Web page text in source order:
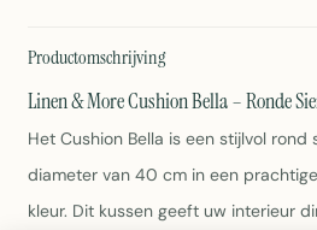
Productomschrijving
Linen & More Cushion Bella – Ronde
Het Cushion Bella is een stijlvol rond
diameter van 40 cm in een
kleur. Dit kussen geeft uw interieur